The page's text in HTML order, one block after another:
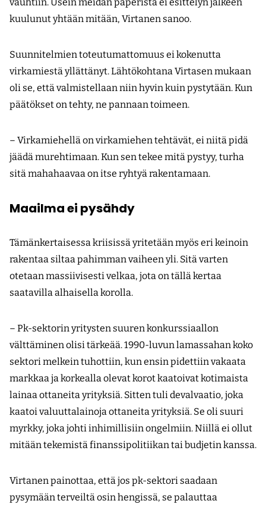
kuulunut yhtään mitään, Virtanen sanoo.
Suunnitelmien toteutumattomuus ei kokenutta
virkamiestä yllättänyt. Lähtökohtana Virtasen mukaan
oli se, että valmistellaan niin hyvin kuin pystytään. Kun
päätökset on tehty, ne pannaan toimeen.
– Virkamiehellä on virkamiehen tehtävät, ei niitä pidä
jäädä murehtimaan. Kun sen tekee mitä pystyy, turha
sitä mahahaavaa on itse ryhtyä rakentamaan.
Maailma ei pysähdy
Tämänkertaisessa kriisissä yritetään myös eri keinoin
rakentaa siltaa pahimman vaiheen yli. Sitä varten
otetaan massiivisesti velkaa, jota on tällä kertaa
saatavilla alhaisella korolla.
– Pk-sektorin yritysten suuren konkurssiaallon
välttäminen olisi tärkeää. 1990-luvun lamassahan koko
sektori melkein tuhottiin, kun ensin pidettiin vakaata
markkaa ja korkealla olevat korot kaatoivat kotimaista
lainaa ottaneita yrityksiä. Sitten tuli devalvaatio, joka
kaatoi valuuttalainoja ottaneita yrityksiä. Se oli suuri
myrkky, joka johti inhimillisiin ongelmiin. Niillä ei ollut
mitään tekemistä finanssipolitiikan tai budjetin kanssa.
Virtanen painottaa, että jos pk-sektori saadaan
pysymään terveiltä osin hengissä, se palauttaa